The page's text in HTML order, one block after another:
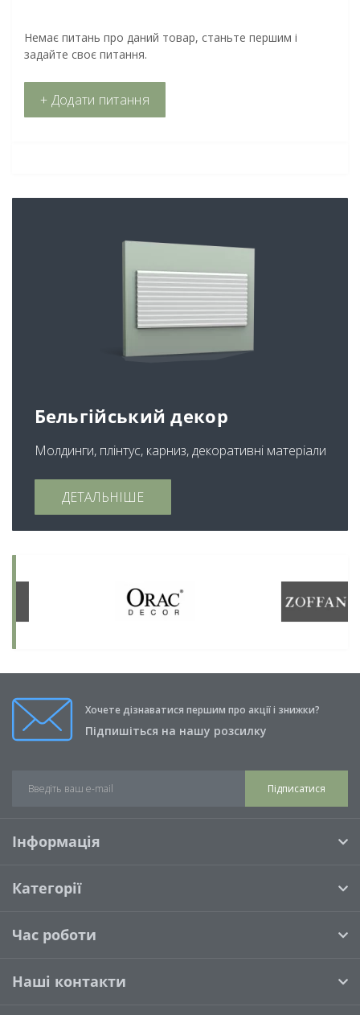
Немає питань про даний товар, станьте першим і
задайте своє питання.
+ Додати питання
Бельгійський декор
Молдинги, плінтус, карниз, декоративні матеріали
ДЕТАЛЬНІШЕ
Хочете дізнаватися першим про акції і знижки?
Підпишіться на нашу розсилку
Підписатися
Інформація
Категорії
Час роботи
Наші контакти